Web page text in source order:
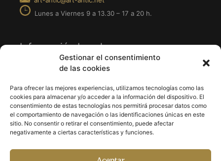
Gestionar el consentimiento
de las cookies
Para ofrecer las mejores experiencias, utilizamos tecnologías como las
cookies para almacenar y/o acceder a la información del dispositivo. El
consentimiento de estas tecnologías nos permitirá procesar datos como
el comportamiento de navegación o las identificaciones únicas en este
sitio. No consentir o retirar el consentimiento, puede afectar
negativamente a ciertas características y funciones.
Información Legal
· Política de Privacidad
· Política de Cookies
Síguenos en